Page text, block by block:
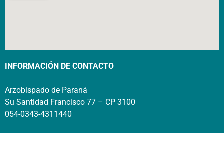
INFORMACIÓN DE CONTACTO
Arzobispado de Paraná
Su Santidad Francisco 77 – CP 3100
054-0343-4311440